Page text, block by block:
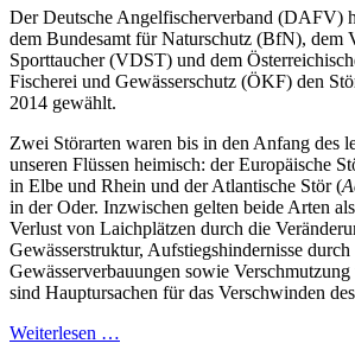
Der Deutsche Angelfischerverband (DAFV)
dem Bundesamt für Naturschutz (BfN), dem
Sporttaucher (VDST) und dem
Fischerei und Gewässerschutz (ÖKF) den
2014 gewählt.
Zwei Störarten waren bis in den Anfang des
unseren Flüssen heimisch: der Europäische
in Elbe und Rhein und der Atlantische Stör (
in der Oder. Inzwischen gelten beide Arten
Verlust von Laichplätzen durch die
Gewässerstruktur, Aufstiegshindernisse durch
Gewässerverbauungen sowie
sind Hauptursachen für das Verschwinden
Weiterlesen …